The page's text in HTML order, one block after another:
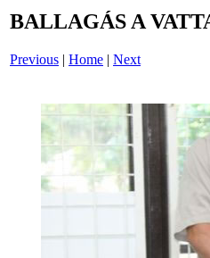
BALLAGÁS A
Previous | Home | Next